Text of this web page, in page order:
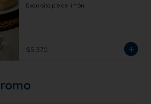
Exquisito pie de limón.
$5.370